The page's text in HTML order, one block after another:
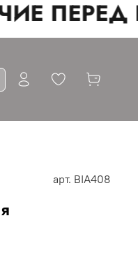
ПЕРЕД
арт. BIA408